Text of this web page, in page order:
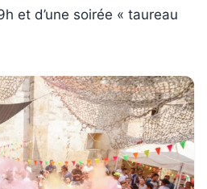
et d’une soirée « taureau